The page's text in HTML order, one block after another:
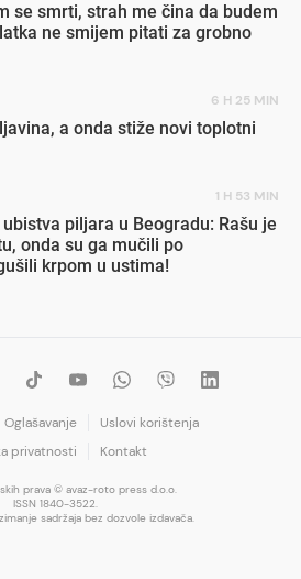
se smrti, strah me čina da budem
ne smijem pitati za grobno
6 H 25 MIN
a onda stiže novi toplotni
1 H 53 MIN
piljara u Beogradu: Rašu je
onda su ga mučili po
krpom u ustima!
Oglašavanje
Uslovi korištenja
privatnosti
Kontakt
prava © avaz-roto press d.o.o.
ISSN 1840-3522.
sadržaja bez dozvole izdavača.